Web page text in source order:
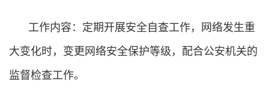
工作内容：定期开展安全自查工作，网络发生重
大变化时，变更网络安全保护等级，配合公安机关的
监督检查工作。